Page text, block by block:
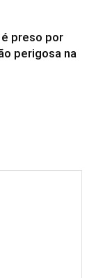
preso por
perigosa na